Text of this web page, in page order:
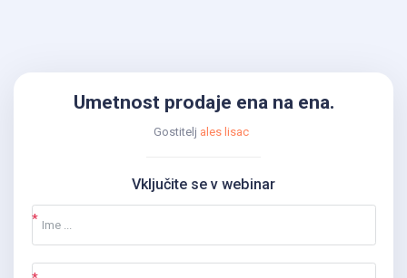
Umetnost prodaje ena na ena.
Gostitelj ales lisac
Vključite se v webinar